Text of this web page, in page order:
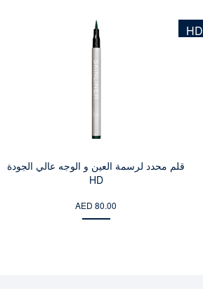
قلم محدد لرسمة العين و الوجه عالي الجودة
HD
AED 80.00
HD